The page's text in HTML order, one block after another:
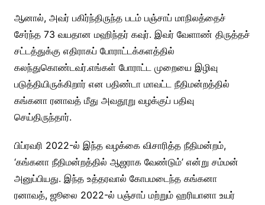
ஆனால், அவர் பகிர்ந்திருந்த படம் பஞ்சாப் மாநிலத்தைச்
சேர்ந்த 73 வயதான மஹிந்தர் கவுர். இவர் வேளாண் திருத்தச்
சட்டத்துக்கு எதிராகப் போராட்டக்களத்தில்
கலந்துகொண்டவர்.எங்கள் போராட்ட முறையை இழிவு
படுத்தியிருக்கிறார் என பதிண்டா மாவட்ட நீதிமன்றத்தில்
கங்கனா ரனாவத் மீது அவதூறு வழக்குப் பதிவு
செய்திருந்தார்.
பிப்ரவரி 2022-ல் இந்த வழக்கை விசாரித்த நீதிமன்றம்,
‘கங்கனா நீதிமன்றத்தில் ஆஜராக வேண்டும்’ என்று சம்மன்
அனுப்பியது. இந்த உத்தரவால் கோபமடைந்த கங்கனா
ரனாவத், ஜூலை 2022-ல் பஞ்சாப் மற்றும் ஹரியானா உயர்